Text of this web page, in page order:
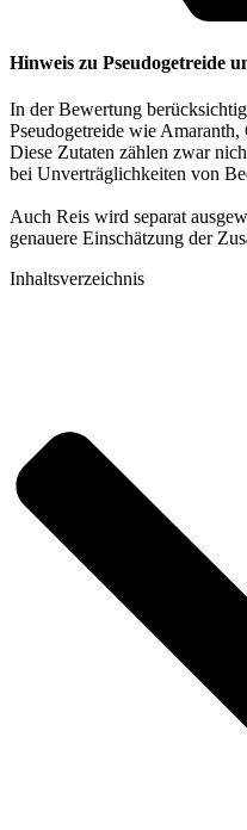
Hinweis zu Pseudogetreide
In der Bewertung
Pseudogetreide wie
Diese Zutaten zählen zwar
bei Unverträglichkeiten von
Auch Reis wird separat
genauere Einschätzung der
Inhaltsverzeichnis​